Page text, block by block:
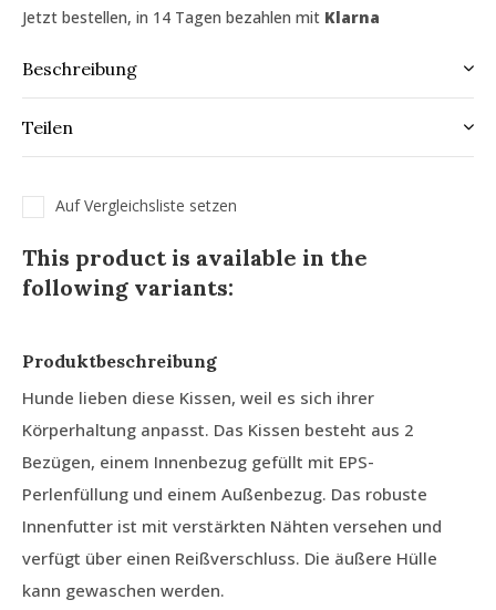
Jetzt bestellen, in 14 Tagen bezahlen mit Klarna
Beschreibung
Teilen
Auf Vergleichsliste setzen
This product is available in the
following variants:
Produktbeschreibung
Hunde lieben diese Kissen, weil es sich ihrer
Körperhaltung anpasst. Das Kissen besteht aus 2
Bezügen, einem Innenbezug gefüllt mit EPS-
Perlenfüllung und einem Außenbezug. Das robuste
Innenfutter ist mit verstärkten Nähten versehen und
verfügt über einen Reißverschluss. Die äußere Hülle
kann gewaschen werden.